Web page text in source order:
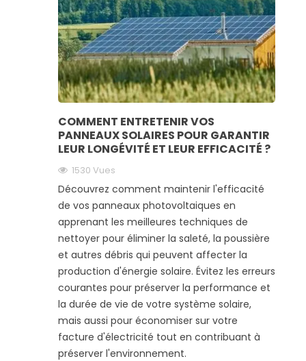
COMMENT ENTRETENIR VOS
PANNEAUX SOLAIRES POUR GARANTIR
LEUR LONGÉVITÉ ET LEUR EFFICACITÉ ?
1530 Vues
Découvrez comment maintenir l'efficacité
de vos panneaux photovoltaiques en
apprenant les meilleures techniques de
nettoyer pour éliminer la saleté, la poussière
et autres débris qui peuvent affecter la
production d'énergie solaire. Évitez les erreurs
courantes pour préserver la performance et
la durée de vie de votre système solaire,
mais aussi pour économiser sur votre
facture d'électricité tout en contribuant à
préserver l'environnement.